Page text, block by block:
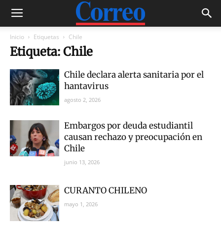
Inicio Etiquetas Chile
Etiqueta: Chile
Chile declara alerta sanitaria por el
hantavirus
agosto 2, 2026
Embargos por deuda estudiantil
causan rechazo y preocupación en
Chile
junio 13, 2026
CURANTO CHILENO
mayo 1, 2026